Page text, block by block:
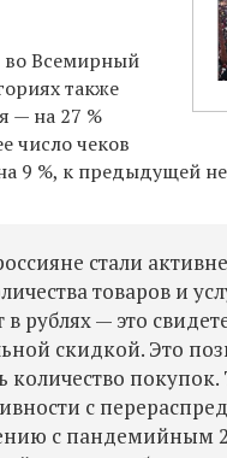
во Всемирный
также
— на 27 %
число чеков
9 %, к предыдущей
стали
товаров и
рублях — это
скидкой. Это
количество
с
с пандемийным